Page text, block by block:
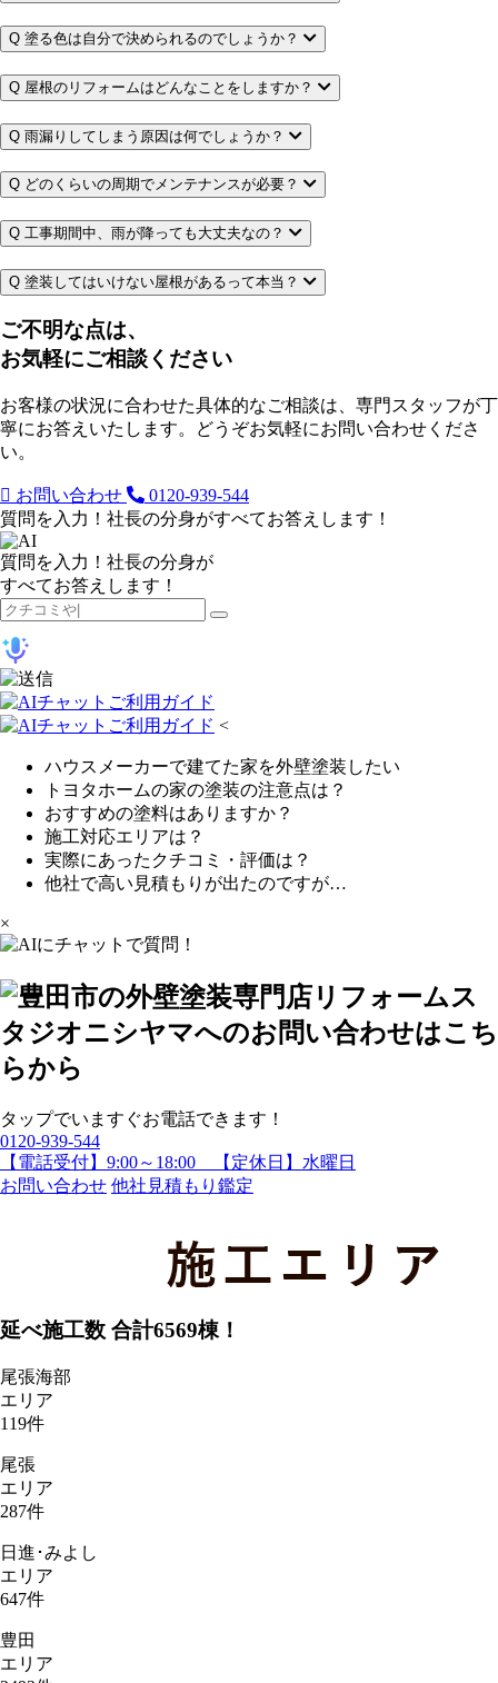
Q 塗る色は自分で決められるのでしょうか？
Q 屋根のリフォームはどんなことをしますか？
Q 雨漏りしてしまう原因は何でしょうか？
Q どのくらいの周期でメンテナンスが必要？
Q 工事期間中、雨が降っても大丈夫なの？
Q 塗装してはいけない屋根があるって本当？
ご不明な点は、
お気軽にご相談ください
お客様の状況に合わせた具体的なご相談は、専門スタッフが丁
寧にお答えいたします。どうぞお気軽にお問い合わせくださ
い。
お問い合わせ
0120-939-544
質問を入力！社長の分身がすべてお答えします！
質問を入力！社長の分身が
すべてお答えします！
<
ハウスメーカーで建てた家を外壁塗装したい
トヨタホームの家の塗装の注意点は？
おすすめの塗料はありますか？
施工対応エリアは？
実際にあったクチコミ・評価は？
他社で高い見積もりが出たのですが…
×
タップでいますぐお電話できます！
0120-939-544
【電話受付】9:00～18:00 【定休日】水曜日
お問い合わせ 他社見積もり鑑定
延べ施工数 合計6569棟！
尾張海部
エリア
119件
尾張
エリア
287件
日進･みよし
エリア
647件
豊田
エリア